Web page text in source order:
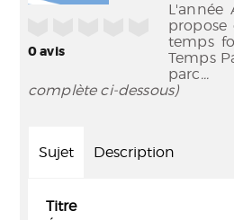
0avis
L'année
propose
temps
Temps
parc...
complète ci-dessous)
Sujet Description
Titre